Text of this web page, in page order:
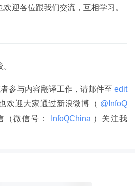
迎各位跟我们交流，互相学习。
参与内容翻译工作，请邮件至 edit
欢迎大家通过新浪微博（
（微信号： InfoQChina ）关注我